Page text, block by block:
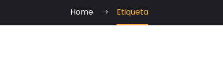
Home Etiqueta